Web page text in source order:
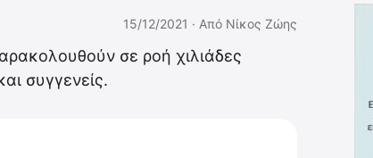
15/12/2021 · Από Νίκος Ζώης
σε ροή χιλιάδες
συγγενείς.